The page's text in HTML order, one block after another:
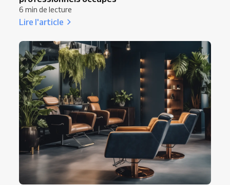
6 min de lecture
Lire l'article